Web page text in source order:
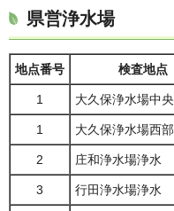
県営浄水場
地点番号 検査地点
1 大久保浄水場中
1 大久保浄水場西
2 庄和浄水場浄水
3 行田浄水場浄水